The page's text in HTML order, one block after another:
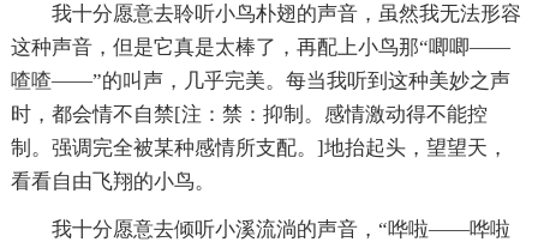
我十分愿意去聆听小鸟朴翅的声音，虽然我无法形容
这种声音，但是它真是太棒了，再配上小鸟那“唧唧——
喳喳——”的叫声，几乎完美。每当我听到这种美妙之声
时，都会情不自禁[注：禁：抑制。感情激动得不能控
制。强调完全被某种感情所支配。]地抬起头，望望天，
看看自由飞翔的小鸟。
我十分愿意去倾听小溪流淌的声音，“哗啦——哗啦